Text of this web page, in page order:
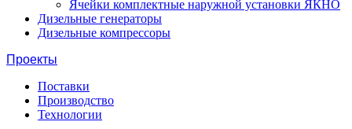
Ячейки комплектные наружной установки ЯКНО
Дизельные генераторы
Дизельные компрессоры
Проекты
Поставки
Производство
Технологии